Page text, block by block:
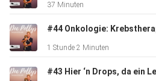
37 Minuten
1 Stunde 2 Minuten